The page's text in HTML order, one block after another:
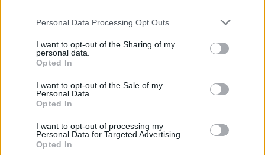
Personal Data Processing Opt Outs
I want to opt-out of the Sharing of my
personal data.
Opted In
I want to opt-out of the Sale of my
Personal Data.
Opted In
I want to opt-out of processing my
Personal Data for Targeted Advertising.
Opted In
Leggi anche:
Il piano degli amici di Trump per l’Ucraina
È pur vero che all’epoca i giorni correnti tra